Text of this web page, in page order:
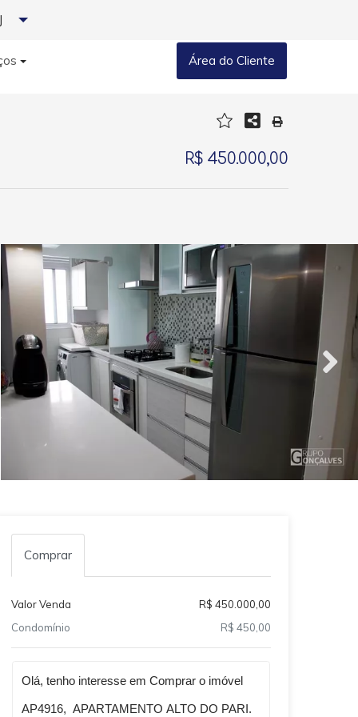
Área do Cliente
R$ 450.000,00
Comprar
Valor Venda
R$ 450.000,00
Condomínio
R$ 450,00